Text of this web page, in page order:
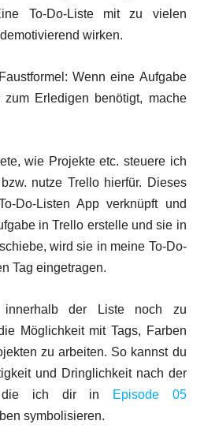
To-Do-Liste mit zu vielen
wirken.
Wenn eine Aufgabe
Erledigen benötigt, mache
wie Projekte etc. steuere ich
nutze Trello hierfür. Dieses
Do-Listen App verknüpft und
in Trello erstelle und sie in
wird sie in meine To-Do-
Tag eingetragen.
innerhalb der Liste noch zu
Möglichkeit mit Tags, Farben
zu arbeiten. So kannst du
und Dringlichkeit nach der
die ich dir in
Episode 05
symbolisieren.